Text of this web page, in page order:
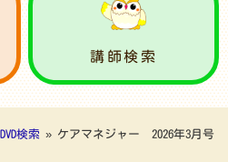
講師検索
検索 » ケアマネジャー 2026年3月号